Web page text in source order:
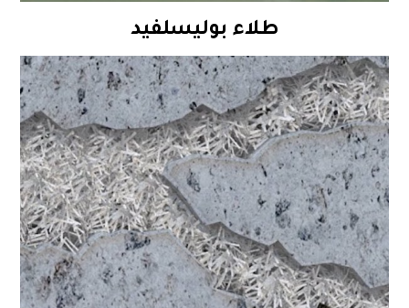
طلاء بوليسلفيد